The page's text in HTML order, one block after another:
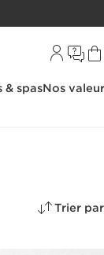
& spasNos
Trier par